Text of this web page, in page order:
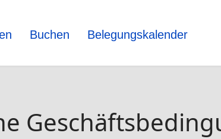
Buchen Belegungskalender